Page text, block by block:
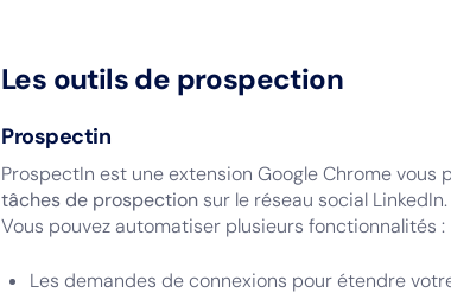
Les outils de prospection
Prospectin
ProspectIn est une extension Google Chrome vous
tâches de prospection sur le réseau social LinkedIn.
Vous pouvez automatiser plusieurs fonctionnalités :
Les demandes de connexions pour étendre